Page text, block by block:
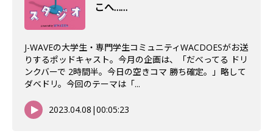
こへ……
J-WAVEの大学生・専門学生コミュニティWACDOESがお送
りするポッドキャスト。今月の企画は、「だべってる ドリ
ンクバーで 2時間半。今日の空きコマ 勝ち確定。」略して
ダベドリ。今回のテーマは「...
2023.04.08 |00:05:23